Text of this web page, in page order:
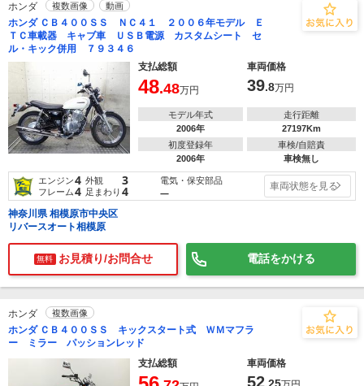
ホンダ 複数画像 動画
ホンダ ＣＢ４００ＳＳ ＮＣ４１ ２００６年モデル Ｅ
ＴＣ車載器 キャブ車 ＵＳＢ電源 カスタムシート セ
ル・キック併用 ７９３４６
支払総額
車両価格
48.48万円 39.8万円
モデル年式
2006年
走行距離
27197Km
初度登録年
2006年
車検/自賠責
車検無し
エンジン4 外観 3
フレーム4 足まわり 4
電気・保安部品
―
車両状態を見る
神奈川県 相模原市中央区
リバースオート相模原
無料 お見積り/お問合せ 電話をかける
ホンダ 複数画像
ホンダ ＣＢ４００ＳＳ キックスタート式 ＷＭマフラ
ー ミラー パッションレッド
支払総額
車両価格
52